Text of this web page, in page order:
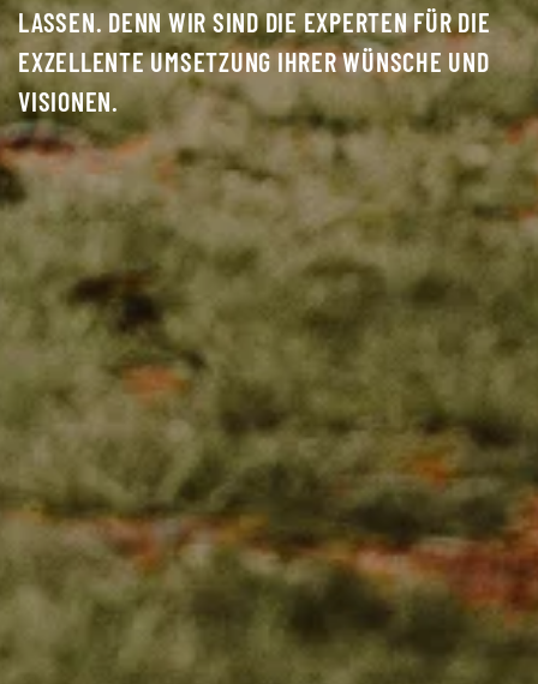
ASSEN. DENN WIR SIND DIE EXPERTEN FÜR DIE E
XZELLENTE UMSETZUNG IHRER WÜNSCHE UND V
ISIONEN.